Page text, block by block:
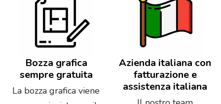
Bozza grafica
sempre gratuita
La bozza grafica viene
Azienda italiana con
fatturazione e
assistenza italiana